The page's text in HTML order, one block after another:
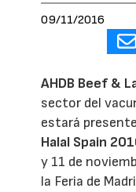
09/11/2016
AHDB Beef &
sector del
estará
Halal Spain
y 11 de
la Feria de